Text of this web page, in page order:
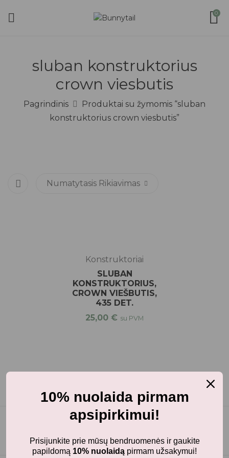
0
sluban konstruktorius
crown viesbutis
Pagrindinis
Produktai su žymomis “sluban
konstruktorius crown viesbutis”
Numatytasis Rikiavimas
Konstruktoriai
SLUBAN
KONSTRUKTORIUS,
CROWN VIEŠBUTIS,
435 DET.
25,00 € su PVM
10% nuolaida pirmam
apsipirkimui!
Prisijunkite prie mūsų bendruomenės ir gaukite
papildomą 10% nuolaidą pirmam užsakymui!